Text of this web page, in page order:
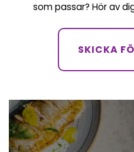
som passar? Hör av
SKICKA